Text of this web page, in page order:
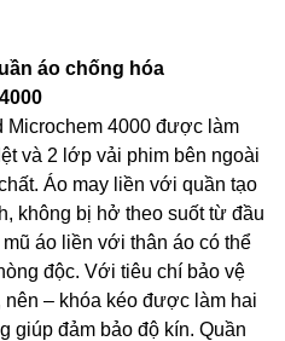
áo chống hóa
Microchem 4000 được làm
và 2 lớp vải phim bên ngoài
Áo may liền với quần tạo
không bị hở theo suốt từ đầu
áo liền với thân áo có thể
độc. Với tiêu chí bảo vệ
– khóa kéo được làm hai
giúp đảm bảo độ kín. Quần